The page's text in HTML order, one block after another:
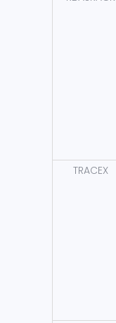
TRACEX